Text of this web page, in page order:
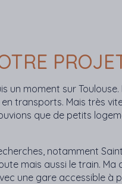
un moment sur
transports. Mais très
que de petits
notamment
mais aussi le train.
une gare accessible à